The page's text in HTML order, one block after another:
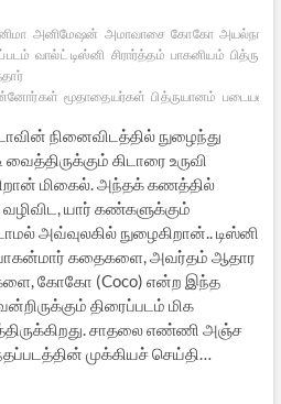
அனிமேஷன் அமாவாசை கோகோ
வால்ட் டிஸ்னி சிரார்த்தம் பாகனியம் பித்ரு
மூதாதையர்கள் பித்ருயானம் படையல்
நினைவிடத்தில் நுழைந்து
கிடாரை உருவி
மிகைல். அந்தக் கணத்தில்
வழிவிட, யார் கண்களுக்கும்
அவ்வுலகில் நுழைகிறான்.. டிஸ்னி
கதைகளை, அவர்தம் ஆதார
கோகோ (Coco) என்ற இந்த
திரைப்படம் மிக
சாதலை எண்ணி அஞ்ச
முக்கியச் செய்தி…